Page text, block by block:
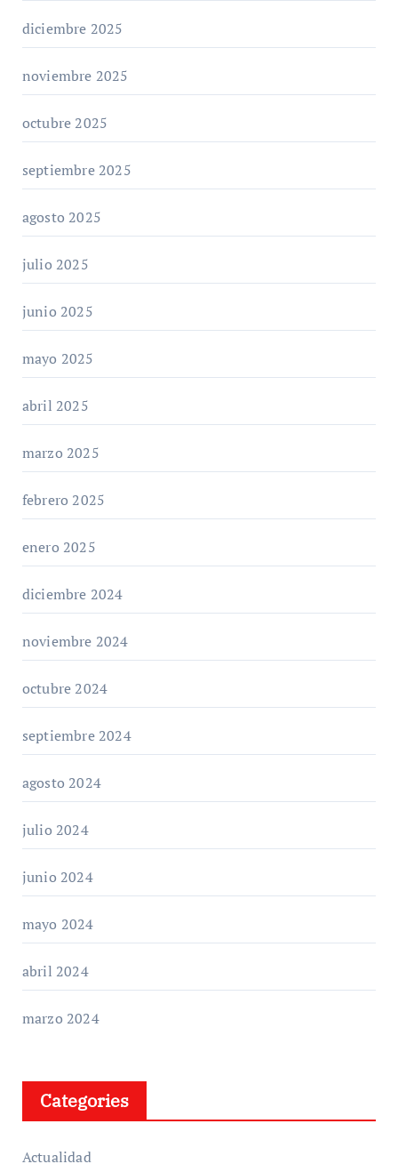
diciembre 2025
noviembre 2025
octubre 2025
septiembre 2025
agosto 2025
julio 2025
junio 2025
mayo 2025
abril 2025
marzo 2025
febrero 2025
enero 2025
diciembre 2024
noviembre 2024
octubre 2024
septiembre 2024
agosto 2024
julio 2024
junio 2024
mayo 2024
abril 2024
marzo 2024
Categories
Actualidad